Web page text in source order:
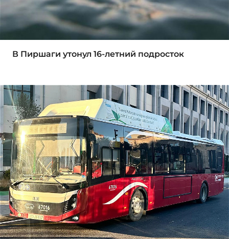
В Пиршаги утонул 16-летний подросток